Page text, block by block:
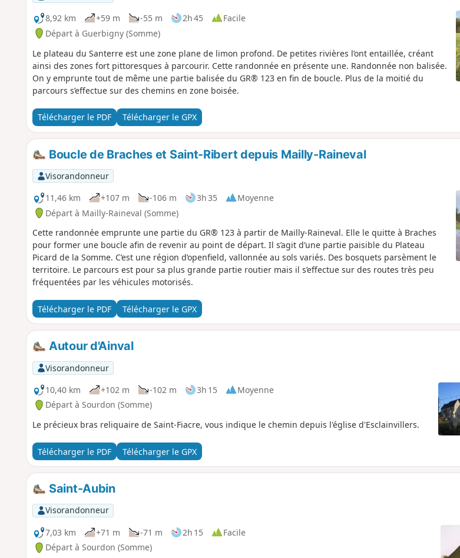
8,92 km
+59 m -55 m 2h 45
Facile
Départ à Guerbigny (Somme)
Le plateau du Santerre est une zone plane de limon profond. De petites rivières l’ont entaillée, créant
ainsi des zones fort pittoresques à parcourir. Cette randonnée en présente une. Randonnée non balisée.
On y emprunte tout de même une partie balisée du GR® 123 en fin de boucle. Plus de la moitié du
parcours s’effectue sur des chemins en zone boisée.
Télécharger le PDF Télécharger le GPX
Boucle de Braches et Saint-Ribert depuis Mailly-Raineval
Visorandonneur
11,46 km
+107 m -106 m 3h 35
Moyenne
Départ à Mailly-Raineval (Somme)
Cette randonnée emprunte une partie du GR® 123 à partir de Mailly-Raineval. Elle le quitte à Braches
pour former une boucle afin de revenir au point de départ. Il s’agit d’une partie paisible du Plateau
Picard de la Somme. C’est une région d’openfield, vallonnée au sols variés. Des bosquets parsèment le
territoire. Le parcours est pour sa plus grande partie routier mais il s’effectue sur des routes très peu
fréquentées par les véhicules motorisés.
Télécharger le PDF Télécharger le GPX
Autour d'Ainval
Visorandonneur
10,40 km
+102 m -102 m 3h 15
Moyenne
Départ à Sourdon (Somme)
Le précieux bras reliquaire de Saint-Fiacre, vous indique le chemin depuis l'église d'Esclainvillers.
Télécharger le PDF Télécharger le GPX
Saint-Aubin
Visorandonneur
7,03 km
+71 m -71 m 2h 15
Facile
Départ à Sourdon (Somme)